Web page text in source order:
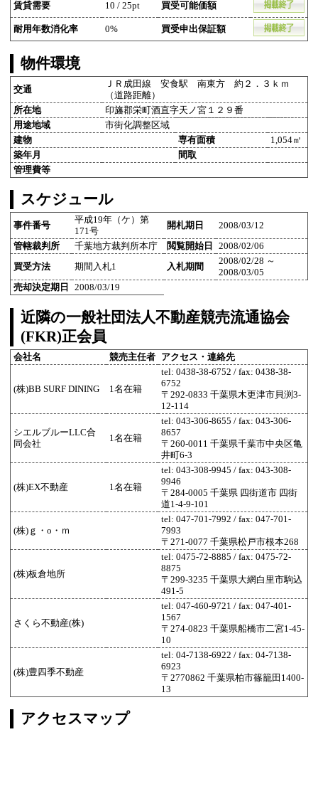
賃貸需要 10 / 25pt 買受可能価額
耐用年数消化率 0% 買受申出保証額
物件環境
交通
ＪＲ成田線 安食駅 南東方 約２．３ｋｍ
（道路距離）
所在地
印旛郡栄町酒直字天ノ宮１２９番
用途地域
市街化調整区域
建物
専有面積
1,054㎡
築年月
間取
管理費等
スケジュール
事件番号
平成19年（ケ）第
171号
開札期日 2008/03/12
管轄裁判所 千葉地方裁判所本庁 閲覧開始日 2008/02/06
買受方法 期間入札1 入札期間
2008/02/28 ～
2008/03/05
売却決定期日
2008/03/19
近隣の一般社団法人不動産競売流通協会
(FKR)正会員
会社名 競売主任者 アクセス・連絡先
(株)BB SURF DINING 1名在籍
tel: 0438-38-6752 / fax: 0438-38-
6752
〒292-0833 千葉県木更津市貝渕3-
12-114
シエルブルーLLC合
同会社
1名在籍
tel: 043-306-8655 / fax: 043-306-
8657
〒260-0011 千葉県千葉市中央区亀
井町6-3
(株)EX不動産 1名在籍
tel: 043-308-9945 / fax: 043-308-
9946
〒284-0005 千葉県 四街道市 四街
道1-4-9-101
(株)ｇ・o・ｍ
tel: 047-701-7992 / fax: 047-701-
7993
〒271-0077 千葉県松戸市根本268
(株)板倉地所
tel: 0475-72-8885 / fax: 0475-72-
8875
〒299-3235 千葉県大網白里市駒込
491-5
さくら不動産(株)
tel: 047-460-9721 / fax: 047-401-
1567
〒274-0823 千葉県船橋市二宮1-45-
10
(株)豊四季不動産
tel: 04-7138-6922 / fax: 04-7138-
6923
〒2770862 千葉県柏市篠籠田1400-
13
アクセスマップ